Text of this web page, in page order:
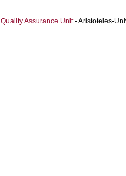
Quality Assurance Unit- Aristoteles-